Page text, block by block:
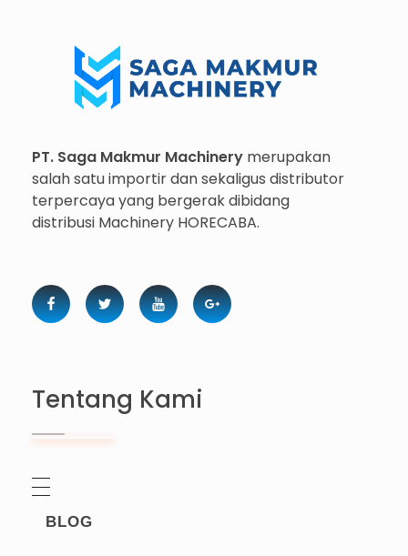
PT. Saga Makmur Machinery merupakan
salah satu importir dan sekaligus distributor
terpercaya yang bergerak dibidang
distribusi Machinery HORECABA.
Tentang Kami
BLOG